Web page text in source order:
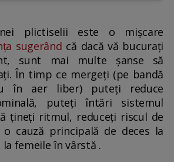
plictiselii este o mișcare
sugerând că dacă vă bucurați
sunt mai multe șanse să
În timp ce mergeți (pe bandă
în aer liber) puteți reduce
puteți întări sistemul
țineți ritmul, reduceți riscul de
cauză principală de deces la
femeile în vârstă .